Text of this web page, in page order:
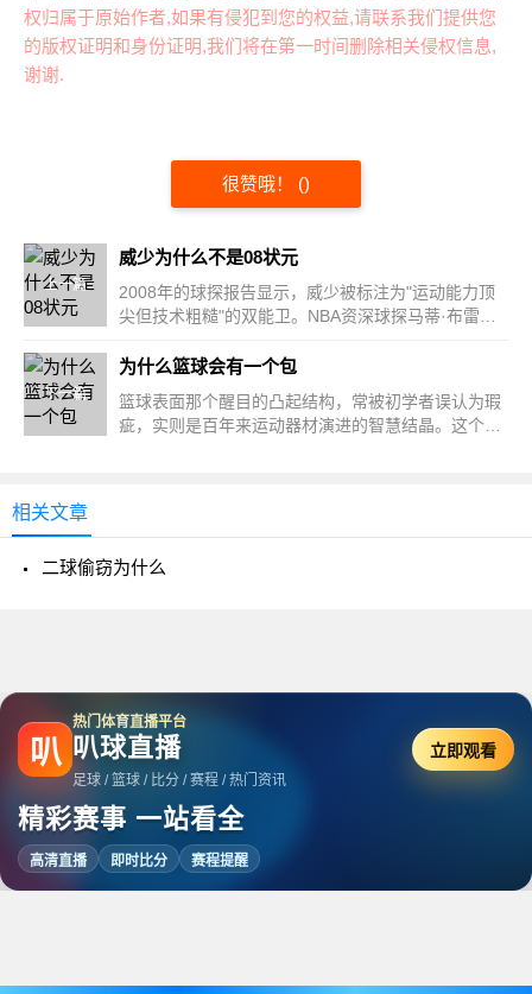
权归属于原始作者,如果有侵犯到您的权益,请联系我们提供您
的版权证明和身份证明,我们将在第一时间删除相关侵权信息,
谢谢.
很赞哦！ ()
上一篇
威少为什么不是08状元
2008年的球探报告显示，威少被标注为"运动能力顶
尖但技术粗糙"的双能卫。NBA资深球探马蒂·布雷克
下一篇
为什么篮球会有一个包
篮球表面那个醒目的凸起结构，常被初学者误认为瑕
疵，实则是百年来运动器材演进的智慧结晶。这个直
相关文章
二球偷窃为什么
叭
热门体育直播平台
叭球直播
足球 / 篮球 / 比分 / 赛程 / 热门资讯
精彩赛事 一站看全
高清直播 即时比分 赛程提醒
立即观看